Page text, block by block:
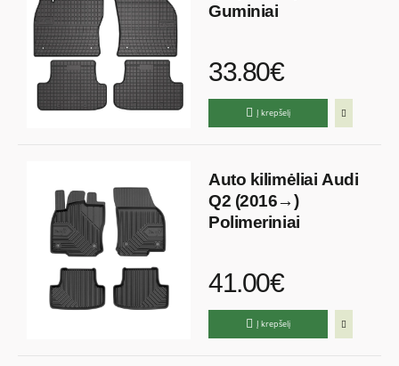
Guminiai
33.80€
Į krepšelį
Auto kilimėliai Audi
Q2 (2016→)
Polimeriniai
41.00€
Į krepšelį